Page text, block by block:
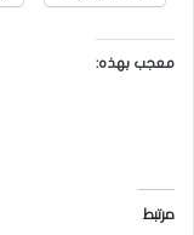
معجب بهذه:
مرتبط